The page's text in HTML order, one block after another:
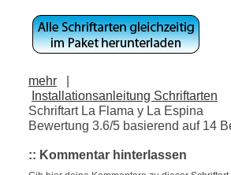
mehr
|
Installationsanleitung Schriftarten
Schriftart La Flama y La Espina
Bewertung 3.6/5 basierend auf 14
:: Kommentar hinterlassen